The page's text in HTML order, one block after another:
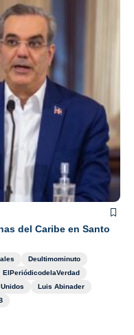
del Caribe en Santo
Deultimominuto
ElPeriódicodelaVerdad
Luis Abinader